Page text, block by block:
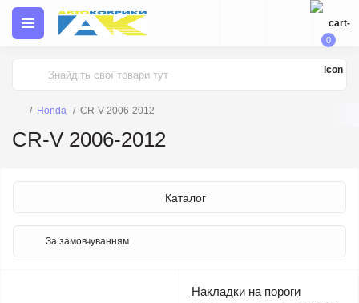
0
Honda CR-V 2006-2012
CR-V 2006-2012
Каталог
Накладки на пороги